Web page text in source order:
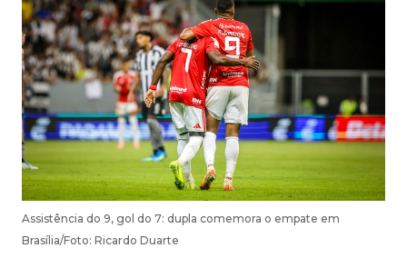
Assistência do 9, gol do 7: dupla comemora o empate em
Brasília/Foto: Ricardo Duarte